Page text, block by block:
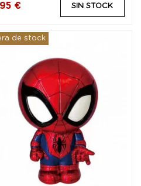
€ SIN STOCK
de stock